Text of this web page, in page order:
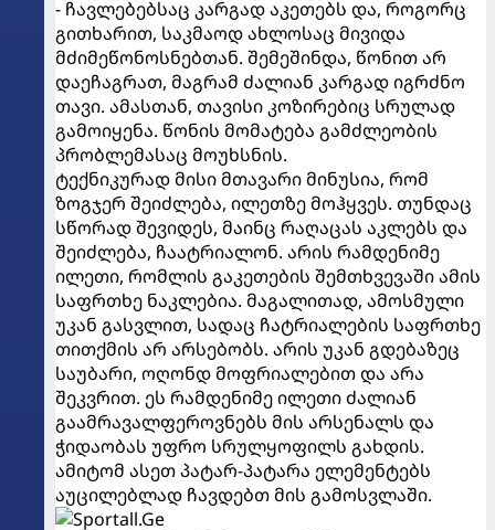
- ჩავლებებსაც კარგად აკეთებს და, როგორც
გითხარით, საკმაოდ ახლოსაც მივიდა
მძიმეწონოსნებთან. შემეშინდა, წონით არ
დაეჩაგრათ, მაგრამ ძალიან კარგად იგრძნო
თავი. ამასთან, თავისი კოზირებიც სრულად
გამოიყენა. წონის მომატება გამძლეობის
პრობლემასაც მოუხსნის.
ტექნიკურად მისი მთავარი მინუსია, რომ
ზოგჯერ შეიძლება, ილეთზე მოჰყვეს. თუნდაც
სწორად შევიდეს, მაინც რაღაცას აკლებს და
შეიძლება, ჩაატრიალონ. არის რამდენიმე
ილეთი, რომლის გაკეთების შემთხვევაში ამის
საფრთხე ნაკლებია. მაგალითად, ამოსმული
უკან გასვლით, სადაც ჩატრიალების საფრთხე
თითქმის არ არსებობს. არის უკან გდებაზეც
საუბარი, ოღონდ მოფრიალებით და არა
შეკვრით. ეს რამდენიმე ილეთი ძალიან
გაამრავალფეროვნებს მის არსენალს და
ჭიდაობას უფრო სრულყოფილს გახდის.
ამიტომ ასეთ პატარ-პატარა ელემენტებს
აუცილებლად ჩავდებთ მის გამოსვლაში.